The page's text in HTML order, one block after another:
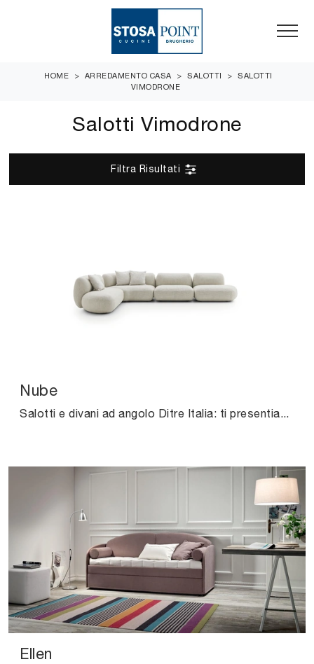
HOME > ARREDAMENTO CASA > SALOTTI >
SALOTTI
VIMODRONE
Salotti Vimodrone
Filtra Risultati
Nube
Salotti e divani ad angolo Ditre Italia: ti presentiamo il modello Nube in tessuto per completare la zona giorno.
Ellen